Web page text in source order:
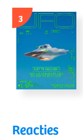
3
Reacties